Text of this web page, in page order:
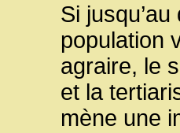
Si
population
agraire, le
et la
mène une